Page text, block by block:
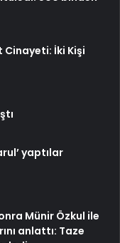
İki Kişi
yaptılar
Münir Özkul ile
anlattı: Taze